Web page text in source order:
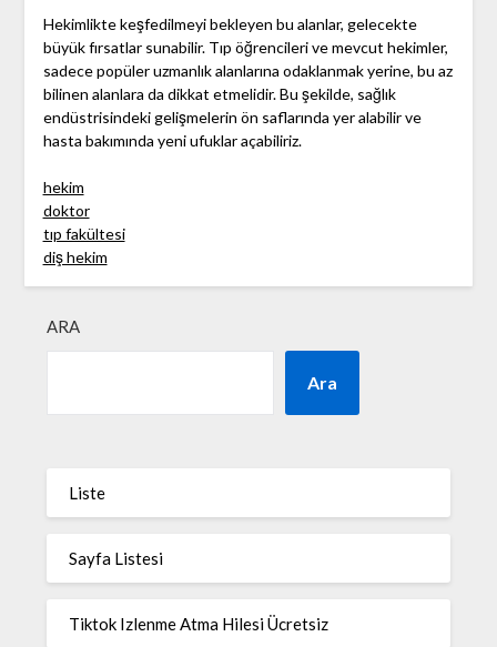
Hekimlikte keşfedilmeyi bekleyen bu alanlar, gelecekte
büyük fırsatlar sunabilir. Tıp öğrencileri ve mevcut hekimler,
sadece popüler uzmanlık alanlarına odaklanmak yerine, bu az
bilinen alanlara da dikkat etmelidir. Bu şekilde, sağlık
endüstrisindeki gelişmelerin ön saflarında yer alabilir ve
hasta bakımında yeni ufuklar açabiliriz.
hekim
doktor
tıp fakültesi
diş hekim
ARA
Ara
Liste
Sayfa Listesi
Tiktok Izlenme Atma Hilesi Ücretsiz